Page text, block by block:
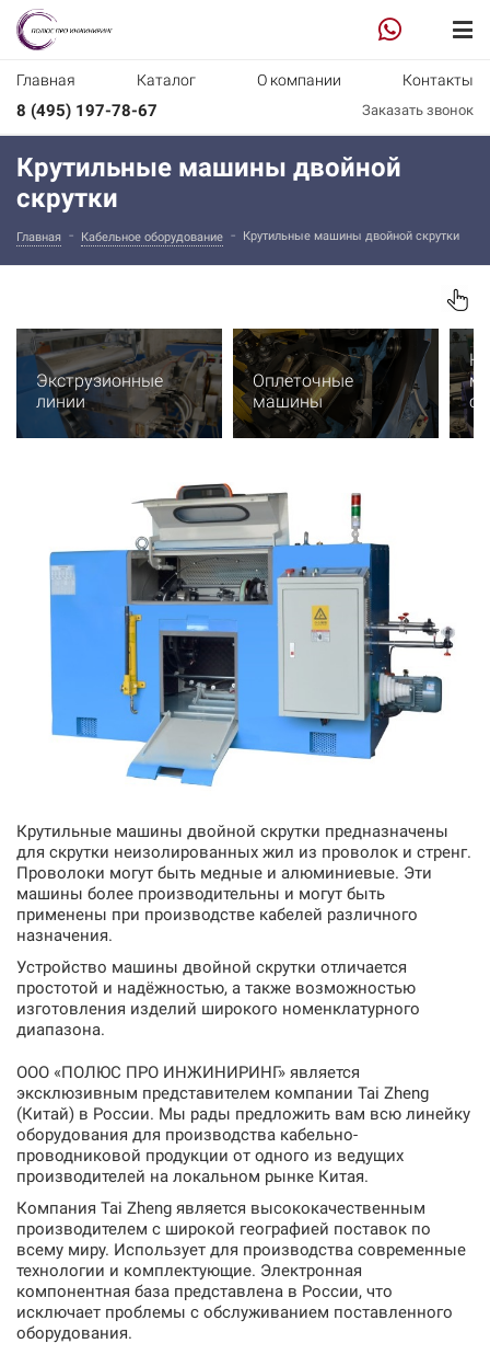
Главная Каталог О компании Контакты
8 (495) 197-78-67 Заказать звонок
Крутильные машины двойной
скрутки
Главная - Кабельное оборудование - Крутильные машины двойной скрутки
Экструзионные
линии
Оплеточные
машины
Крутильные машины двойной скрутки предназначены
для скрутки неизолированных жил из проволок и стренг.
Проволоки могут быть медные и алюминиевые. Эти
машины более производительны и могут быть
применены при производстве кабелей различного
назначения.
Устройство машины двойной скрутки отличается
простотой и надёжностью, а также возможностью
изготовления изделий широкого номенклатурного
диапазона.
ООО «ПОЛЮС ПРО ИНЖИНИРИНГ» является
эксклюзивным представителем компании Tai Zheng
(Китай) в России. Мы рады предложить вам всю линейку
оборудования для производства кабельно-
проводниковой продукции от одного из ведущих
производителей на локальном рынке Китая.
Компания Tai Zheng является высококачественным
производителем с широкой географией поставок по
всему миру. Использует для производства современные
технологии и комплектующие. Электронная
компонентная база представлена в России, что
исключает проблемы с обслуживанием поставленного
оборудования.